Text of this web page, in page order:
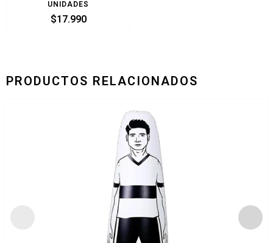
UNIDADES
$17.990
PRODUCTOS RELACIONADOS